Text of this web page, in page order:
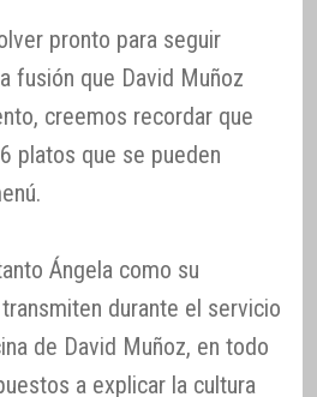
pronto para seguir
fusión que David Muñoz
creemos recordar que
platos que se pueden
Ángela como su
durante el servicio
de David Muñoz, en todo
a explicar la cultura